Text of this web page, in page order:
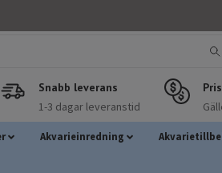
Snabb leverans
1-3 dagar leveranstid
Akvarieinredning